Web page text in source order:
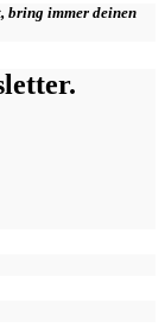
bring immer deinen